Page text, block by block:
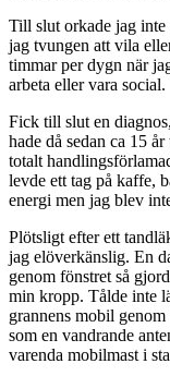
Till slut orkade jag inte
jag tvungen att vila
timmar per dygn när
arbeta eller vara social.
Fick till slut en
hade då sedan ca 15
totalt
levde ett tag på kaffe,
energi men jag blev
Plötsligt efter ett
jag elöverkänslig. En
genom fönstret så
min kropp. Tålde inte
grannens mobil
som en vandrande
varenda mobilmast i